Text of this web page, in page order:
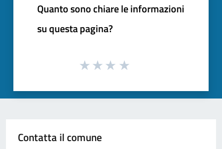
Quanto sono chiare le informazioni
su questa pagina?
Contatta il comune